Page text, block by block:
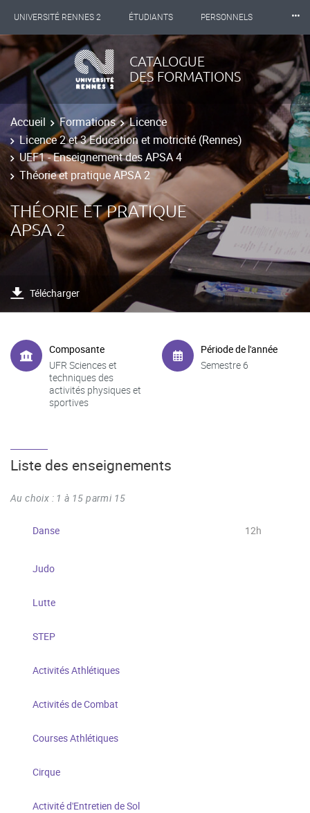
UNIVERSITÉ RENNES 2 ÉTUDIANTS PERSONNELS
INTERNATIONAL PROFESSIONNELS BIBLIOTHÈQUES
LES NOUVELLES DE RENNES 2
⸱⸱⸱
CATALOGUE
DES FORMATIONS
Accueil Formations
Licence
Licence 2 et 3 Education et motricité (Rennes)
UEF1 - Enseignement des APSA 4
Théorie et pratique APSA 2
THÉORIE ET PRATIQUE
APSA 2
Télécharger
Composante
UFR Sciences et
techniques des
activités physiques et
sportives
Période de l'année
Semestre 6
Liste des enseignements
Au choix : 1 à 15 parmi 15
Danse 12h
Judo
Lutte
STEP
Activités Athlétiques
Activités de Combat
Courses Athlétiques
Cirque
Activité d'Entretien de Sol